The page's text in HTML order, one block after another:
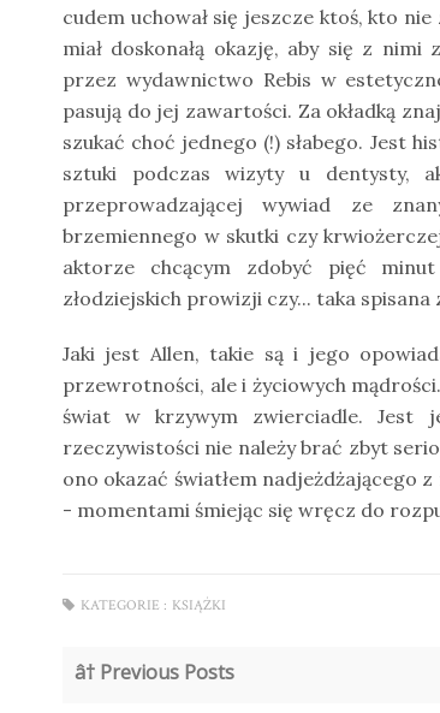
cudem uchował się jeszcze ktoś, kto
miał doskonałą okazję, aby się z
przez wydawnictwo Rebis w
pasują do jej zawartości. Za okładką
szukać choć jednego (!) słabego. Jest
sztuki podczas wizyty u dentysty,
przeprowadzającej wywiad ze
brzemiennego w skutki czy
aktorze chcącym zdobyć pięć
złodziejskich prowizji czy... taka
Jaki jest Allen, takie są i jego
przewrotności, ale i życiowych
świat w krzywym zwierciadle. Jest
rzeczywistości nie należy brać zbyt
ono okazać światłem nadjeżdżającego
- momentami śmiejąc się wręcz do
KATEGORIE : KSIĄŻKI
â† Previous Posts